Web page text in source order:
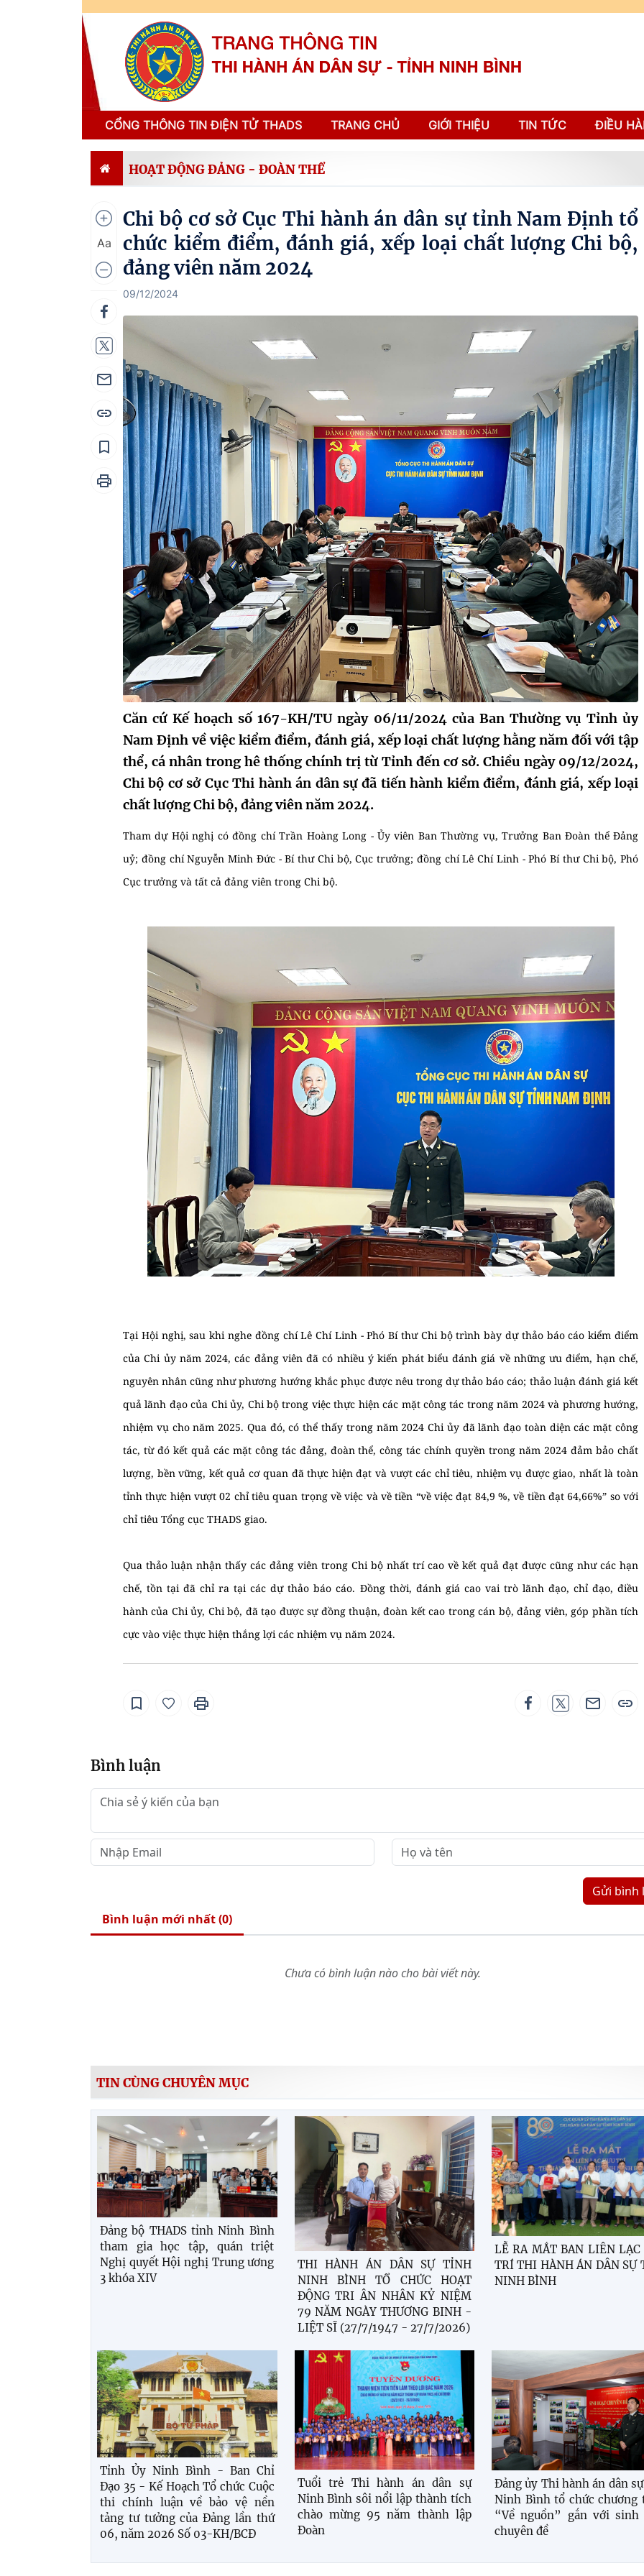
CỔNG THÔNG TIN ĐIỆN TỬ THADS TRANG CHỦ GIỚI THIỆU TIN TỨC ĐIỀU
HOẠT ĐỘNG ĐẢNG - ĐOÀN THỂ
Aa
Chi bộ cơ sở Cục Thi hành án dân sự tỉnh Nam Định tổ
chức kiểm điểm, đánh giá, xếp loại chất lượng Chi bộ,
đảng viên năm 2024
09/12/2024
Căn cứ Kế hoạch số 167-KH/TU ngày 06/11/2024 của Ban Thường vụ Tỉnh ủy
Nam Định về việc kiểm điểm, đánh giá, xếp loại chất lượng hằng năm đối với tập
thể, cá nhân trong hê thống chính trị từ Tỉnh đến cơ sở. Chiều ngày 09/12/2024,
Chi bộ cơ sở Cục Thi hành án dân sự đã tiến hành kiểm điểm, đánh giá, xếp loại
chất lượng Chi bộ, đảng viên năm 2024.
Tham dự Hội nghị có đồng chí Trần Hoàng Long - Ủy viên Ban Thường vụ, Trưởng Ban Đoàn thể Đảng
uỷ; đồng chí Nguyễn Minh Đức - Bí thư Chi bộ, Cục trưởng; đồng chí Lê Chí Linh - Phó Bí thư Chi bộ, Phó
Cục trưởng và tất cả đảng viên trong Chi bộ.
Tại Hội nghị, sau khi nghe đồng chí Lê Chí Linh - Phó Bí thư Chi bộ trình bày dự thảo báo cáo kiểm điểm
của Chi ủy năm 2024, các đảng viên đã có nhiều ý kiến phát biểu đánh giá về những ưu điểm, hạn chế,
nguyên nhân cũng như phương hướng khắc phục được nêu trong dự thảo báo cáo; thảo luận đánh giá kết
quả lãnh đạo của Chi ủy, Chi bộ trong việc thực hiện các mặt công tác trong năm 2024 và phương hướng,
nhiệm vụ cho năm 2025. Qua đó, có thể thấy trong năm 2024 Chi ủy đã lãnh đạo toàn diện các mặt công
tác, từ đó kết quả các mặt công tác đảng, đoàn thể, công tác chính quyền trong năm 2024 đảm bảo chất
lượng, bền vững, kết quả cơ quan đã thực hiện đạt và vượt các chỉ tiêu, nhiệm vụ được giao, nhất là toàn
tỉnh thực hiện vượt 02 chỉ tiêu quan trọng về việc và về tiền “về việc đạt 84,9 %, về tiền đạt 64,66%” so với
chỉ tiêu Tổng cục THADS giao.
Qua thảo luận nhận thấy các đảng viên trong Chi bộ nhất trí cao về kết quả đạt được cũng như các hạn
chế, tồn tại đã chỉ ra tại các dự thảo báo cáo. Đồng thời, đánh giá cao vai trò lãnh đạo, chỉ đạo, điều
hành của Chi ủy, Chi bộ, đã tạo được sự đồng thuận, đoàn kết cao trong cán bộ, đảng viên, góp phần tích
cực vào việc thực hiện thắng lợi các nhiệm vụ năm 2024.
Bình luận
Gửi bình
Bình luận mới nhất (0)
Chưa có bình luận nào cho bài viết này.
TIN CÙNG CHUYÊN MỤC
Đảng bộ THADS tỉnh Ninh Bình
tham gia học tập, quán triệt
Nghị quyết Hội nghị Trung ương
3 khóa XIV
THI HÀNH ÁN DÂN SỰ TỈNH
NINH BÌNH TỔ CHỨC HOẠT
ĐỘNG TRI ÂN NHÂN KỶ NIỆM
79 NĂM NGÀY THƯƠNG BINH -
LIỆT SĨ (27/7/1947 - 27/7/2026)
LỄ RA MẮT BAN LIÊN LẠC
TRÍ THI HÀNH ÁN DÂN SỰ
NINH BÌNH
Tỉnh Ủy Ninh Bình - Ban Chỉ
Đạo 35 - Kế Hoạch Tổ chức Cuộc
thi chính luận về bảo vệ nền
tảng tư tưởng của Đảng lần thứ
06, năm 2026 Số 03-KH/BCĐ
Tuổi trẻ Thi hành án dân sự
Ninh Bình sôi nổi lập thành tích
chào mừng 95 năm thành lập
Đoàn
Đảng ủy Thi hành án dân
Ninh Bình tổ chức chương
“Về nguồn” gắn với sinh
chuyên đề